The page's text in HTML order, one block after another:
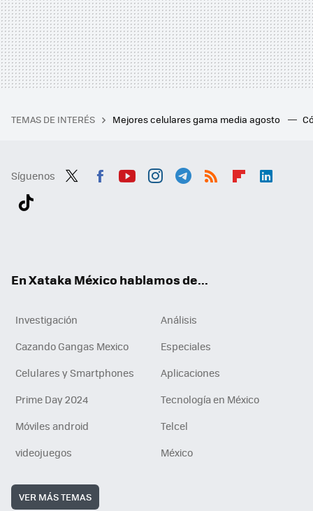
TEMAS DE INTERÉS Mejores celulares gama media agosto
Síguenos
En Xataka México hablamos de...
Investigación
Análisis
Cazando Gangas Mexico
Especiales
Celulares y Smartphones
Aplicaciones
Prime Day 2024
Tecnología en México
Móviles android
Telcel
videojuegos
México
VER MÁS TEMAS